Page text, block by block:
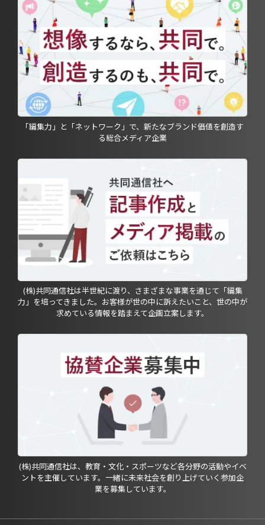
「編集力」と「ネットワーク」で、新たなブランド価値を創造す
る総合メディア企業
(株)共同通信社は半世紀に渡り、さまざまな事業を通じて「編集
力」を培ってきました。お客様が世の中に訴えたいこと、世の中が
求めている情報を踏まえて企画立案します。
(株)共同通信社は、教育・文化・スポーツなど各分野の活動やイベ
ントを主催しています。一緒に未来社会を創り上げていく参加企
業を募集しています。